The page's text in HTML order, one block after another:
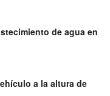
de agua en
a la altura de